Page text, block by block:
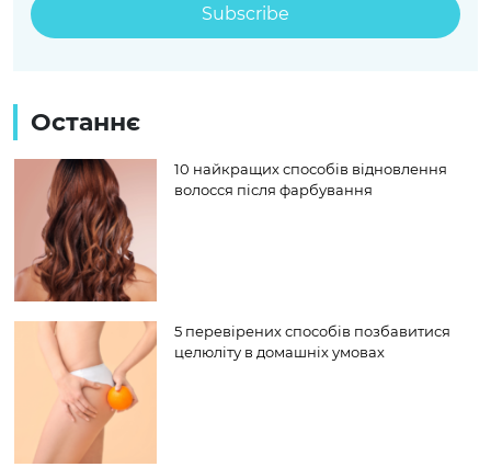
Останнє
10 найкращих способів відновлення
волосся після фарбування
5 перевірених способів позбавитися
целюліту в домашніх умовах